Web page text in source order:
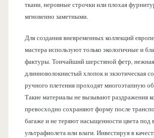
ткани, неровные строчки или плохая
мгновенно заметными.
Для создания вневременных коллекций
мастера используют только экологичные и
фактуры. Тончайший шерстяной фетр, нежная
длинноволокнистый хлопок и экзотическая
ручного плетения проходят многоэтапную
Такие материалы не вызывают раздражения
превосходно сохраняют форму после
багаже и не теряют насыщенности цвета под
ультрафиолета или влаги. Инвестируя в